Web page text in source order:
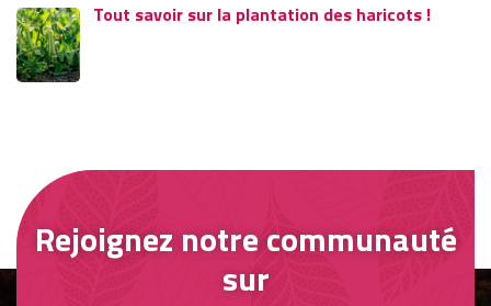
Tout savoir sur la plantation des haricots !
Rejoignez notre communauté
sur